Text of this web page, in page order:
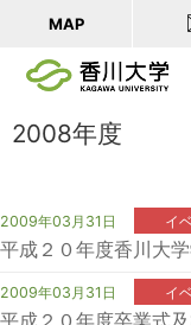
MAP
2008年度
2009年03月31日 イ
平成２０年度香川大
2009年03月31日 イ
平成２０年度卒業式